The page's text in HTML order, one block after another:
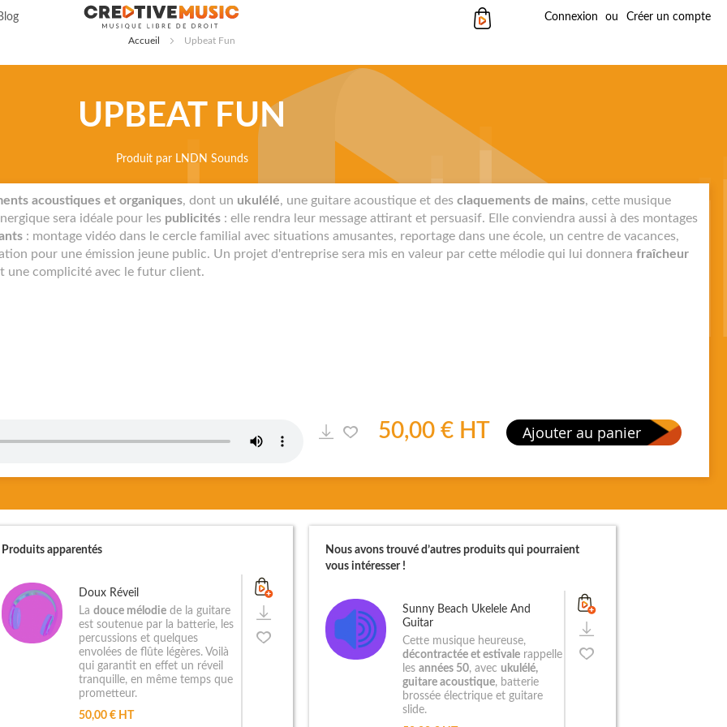
Connexion Créer un compte
Mon panier
Accueil Upbeat Fun
UPBEAT FUN
Produit par LNDN Sounds
acoustiques et organiques, dont un ukulélé, une guitare acoustique et des claquements de mains, cette musique
sera idéale pour les publicités : elle rendra leur message attirant et persuasif. Elle conviendra aussi à des montages
: montage vidéo dans le cercle familial avec situations amusantes, reportage dans une école, un centre de vacances,
pour une émission jeune public. Un projet d'entreprise sera mis en valeur par cette mélodie qui lui donnera fraîcheur
une complicité avec le futur client.
50,00 € HT Ajouter au panier
Produits apparentés
Doux Réveil
Ladouce mélodie de la guitare
est soutenue par la batterie, les
percussions et quelques
envolées de flûte légères. Voilà
qui garantit en effet un réveil
tranquille, en même temps que
prometteur.
50,00 € HT
Nous avons trouvé d’autres produits qui pourraient
vous intéresser !
Sunny Beach Ukelele And
Guitar
Cette musique heureuse,
décontractée et estivalerappelle
les années 50, avec ukulélé,
guitare acoustique, batterie
brossée électrique et guitare
slide.